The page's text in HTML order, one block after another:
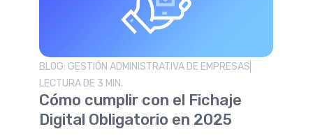
BLOG: GESTIÓN ADMINISTRATIVA DE EMPRESAS
LECTURA DE 3 MIN.
Cómo cumplir con el Fichaje
Digital Obligatorio en 2025